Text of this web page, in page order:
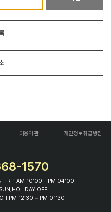
이용약관 개인정보취급방침
1570
FRI : AM 10:00 - PM 04:00
OFF
PM 12:30 ~ PM 01:30